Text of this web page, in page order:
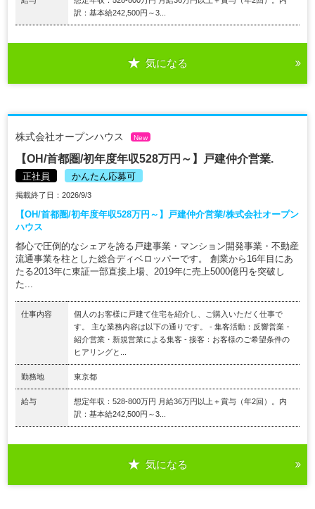
訳：基本給242,500円～3...
気になる
株式会社オープンハウス New
【OH/首都圏/初年度年収528万円～】戸建仲介営業.
正社員 かんたん応募可
掲載終了日：2026/9/3
【OH/首都圏/初年度年収528万円～】戸建仲介営業/株式会社オープン
ハウス
都心で圧倒的なシェアを誇る戸建事業・マンション開発事業・不動産
流通事業を柱とした総合ディベロッパーです。 創業から16年目にあ
たる2013年に東証一部直接上場、2019年に売上5000億円を突破し
た...
仕事内容
個人のお客様に戸建て住宅を紹介し、ご購入いただく仕事で
す。 主な業務内容は以下の通りです。 - 集客活動：反響営業・
紹介営業・新規営業による集客 - 接客：お客様のご希望条件の
ヒアリングと...
勤務地 東京都
給与
想定年収：528-800万円 月給36万円以上＋賞与（年2回）。内
訳：基本給242,500円～3...
気になる